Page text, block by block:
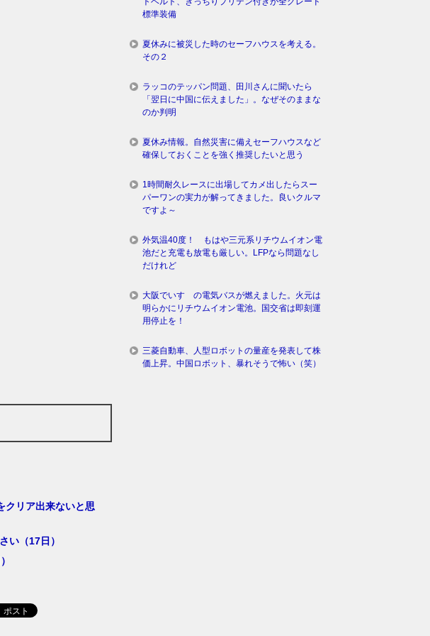
クリア出来ないと思
い（17日）
標準装備
夏休みに被災した時のセーフハウスを考える。
その２
ラッコのテッパン問題、田川さんに聞いたら
「翌日に中国に伝えました」。なぜそのままな
のか判明
夏休み情報。自然災害に備えセーフハウスなど
確保しておくことを強く推奨したいと思う
1時間耐久レースに出場してカメ出したらスー
パーワンの実力が解ってきました。良いクルマ
ですよ～
外気温40度！ もはや三元系リチウムイオン電
池だと充電も放電も厳しい。LFPなら問題なし
だけれど
大阪でいすゞの電気バスが燃えました。火元は
明らかにリチウムイオン電池。国交省は即刻運
用停止を！
三菱自動車、人型ロボットの量産を発表して株
価上昇。中国ロボット、暴れそうで怖い（笑）